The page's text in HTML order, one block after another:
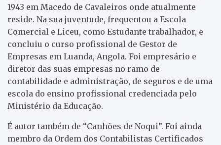
1943 em Macedo de Cavaleiros onde atualmente
reside. Na sua juventude, frequentou a Escola
Comercial e Liceu, como Estudante trabalhador, e
concluiu o curso profissional de Gestor de
Empresas em Luanda, Angola. Foi empresário e
diretor das suas empresas no ramo de
contabilidade e administração, de seguros e de uma
escola do ensino profissional credenciada pelo
Ministério da Educação.
É autor também de “Canhões de Noqui”. Foi ainda
membro da Ordem dos Contabilistas Certificados